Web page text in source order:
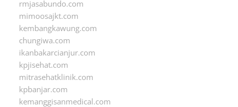
rmjasabundo.com
mimoosajkt.com
kembangkawung.com
chungiwa.com
ikanbakarcianjur.com
kpjisehat.com
mitrasehatklinik.com
kpbanjar.com
kemanggisanmedical.com